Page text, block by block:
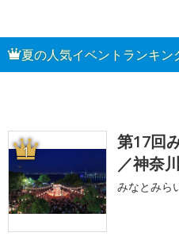
夏の人気イベントランキン
1
第17回
／神奈
みなとみら